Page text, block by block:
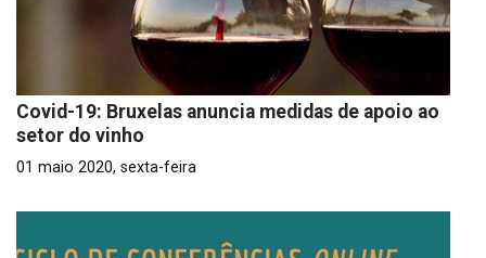
Covid-19: Bruxelas anuncia medidas de apoio ao
setor do vinho
01 maio 2020, sexta-feira